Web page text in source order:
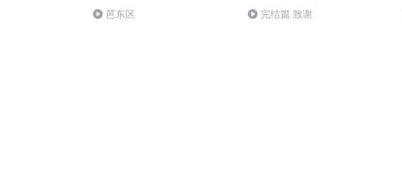
芭东区 完结篇 致谢